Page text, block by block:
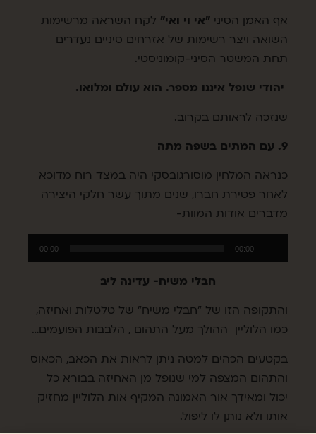
אף האמן הסיני "אי וי ואי" לקח השראה מרשימות
השואה ויצר רשימות של אזרחים סיניים נעדרים
תחת המשטר הסיני-קומוניסטי.
יהודי שנפל איננו מספר. הוא עולם ומלואו.
שנזכה לראותם בקרוב.
9. עם המתים בשפה מתה
כנראה המלחין מוסורגובסקי היה במצד רוח מדוכא
לאחר פטירת חברו, שנים מתוך עשר חלקי היצירה
מדברים אודות המוות-
אודיו
00:00
00:00
חבלי משיח- עדינה ליב
והתקופה הזו של "חבלי משיח" של טלטלות ואחיזה,
כמו הלוליין ההולך מעל התהום , הלבבות הפועמים…
בקטעים הכהים למטה ניתן לראות את הכאב, הכאוס
והתהום המצפה למי שנופל מן האחיזה בבורא כל
יכול ומאידך אור האמונה המקיף אות הלוליין מחזיק
אותו ולא נותן לו ליפול.